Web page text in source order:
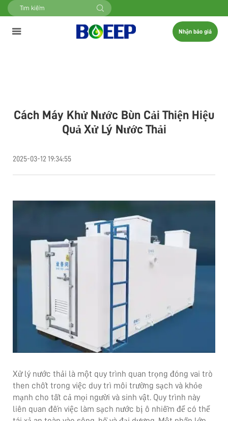
Nhận báo giá
Cách Máy Khử Nước Bùn Cải Thiện Hiệu
Quả Xử Lý Nước Thải
2025-03-12 19:34:55
Xử lý nước thải là một quy trình quan trọng đóng vai trò
then chốt trong việc duy trì môi trường sạch và khỏe
mạnh cho tất cả mọi người và sinh vật. Quy trình này
liên quan đến việc làm sạch nước bị ô nhiễm để có thể